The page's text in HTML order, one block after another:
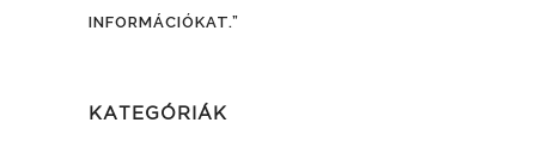
INFORMÁCIÓKAT.”
KATEGÓRIÁK